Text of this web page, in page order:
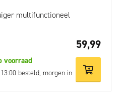
multifunctioneel
59,99
voorraad
besteld, morgen in